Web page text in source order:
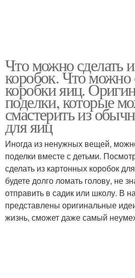
Что можно сделать
коробок. Что можно
коробки яиц.
поделки, которые
смастерить из
для яиц
Иногда из ненужных вещей,
поделки вместе с детьми.
сделать из картонных коробок
будете долго ломать голову, не
отправить в садик или школу. В
представлены оригинальные
жизнь, сможет даже самый